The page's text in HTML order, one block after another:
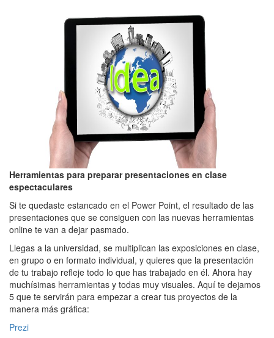
Herramientas para preparar presentaciones en clase
espectaculares
Si te quedaste estancado en el Power Point, el resultado de las
presentaciones que se consiguen con las nuevas herramientas
online te van a dejar pasmado.
Llegas a la universidad, se multiplican las exposiciones en clase,
en grupo o en formato individual, y quieres que la presentación
de tu trabajo refleje todo lo que has trabajado en él. Ahora hay
muchísimas herramientas y todas muy visuales. Aquí te dejamos
5 que te servirán para empezar a crear tus proyectos de la
manera más gráfica:
Prezi